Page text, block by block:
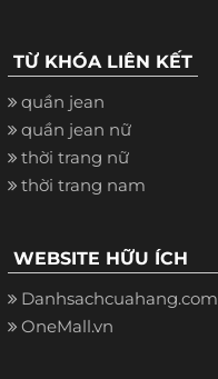
TỪ KHÓA LIÊN KẾT
quần jean
quần jean nữ
thời trang nữ
thời trang nam
WEBSITE HỮU ÍCH
Danhsachcuahang.com
OneMall.vn